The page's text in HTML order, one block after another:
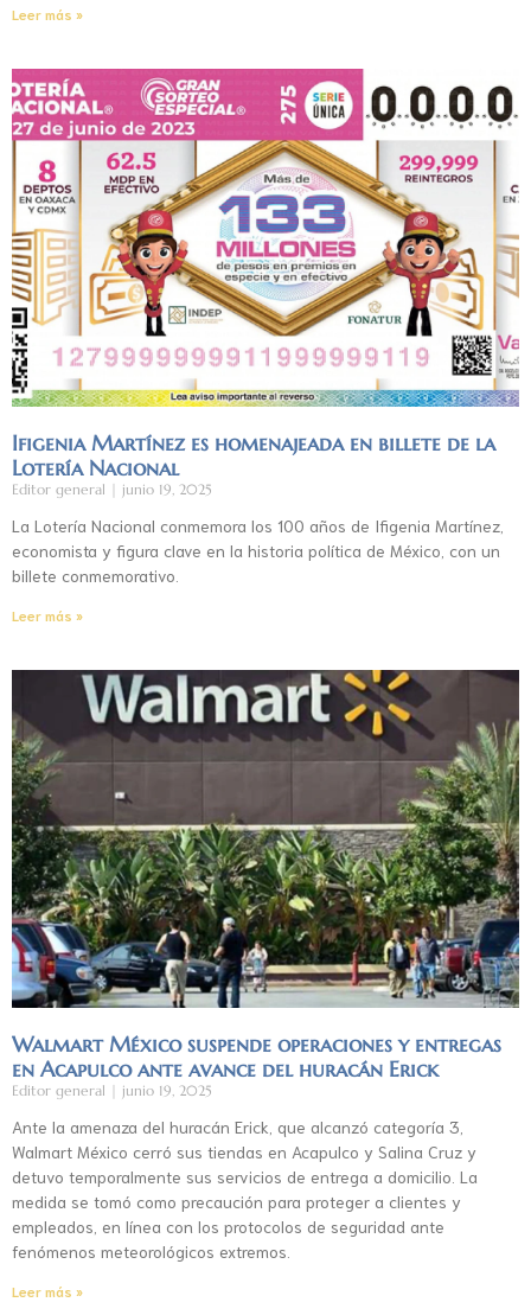
Leer más »
Ifigenia Martínez es homenajeada en billete de la
Lotería Nacional
Editor general junio 19, 2025
La Lotería Nacional conmemora los 100 años de Ifigenia Martínez,
economista y figura clave en la historia política de México, con un
billete conmemorativo.
Leer más »
Walmart México suspende operaciones y entregas
en Acapulco ante avance del huracán Erick
Editor general junio 19, 2025
Ante la amenaza del huracán Erick, que alcanzó categoría 3,
Walmart México cerró sus tiendas en Acapulco y Salina Cruz y
detuvo temporalmente sus servicios de entrega a domicilio. La
medida se tomó como precaución para proteger a clientes y
empleados, en línea con los protocolos de seguridad ante
fenómenos meteorológicos extremos.
Leer más »